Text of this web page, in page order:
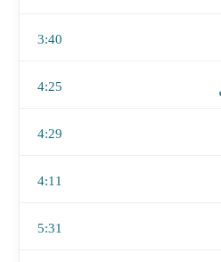
3:40
4:25
4:29
4:11
5:31